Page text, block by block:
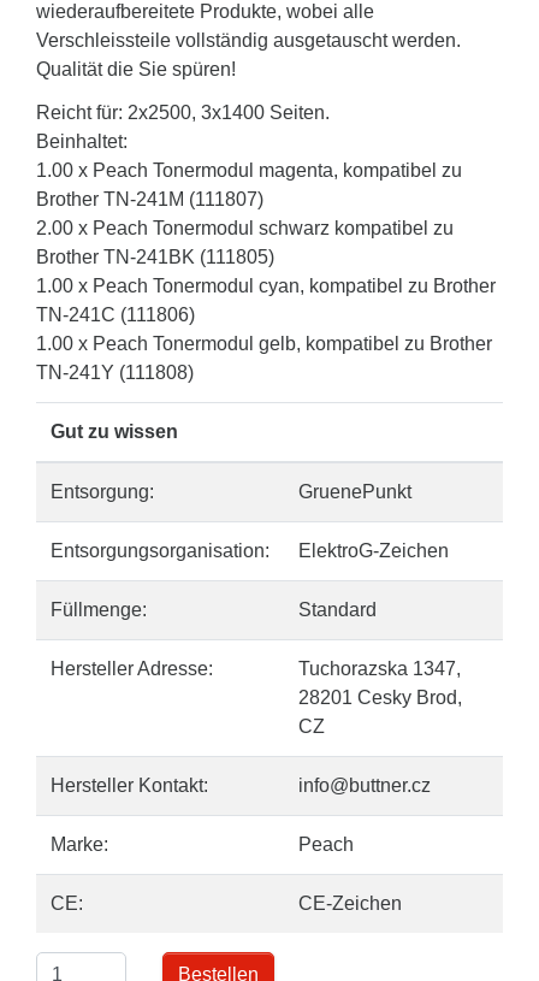
wiederaufbereitete Produkte, wobei alle
Verschleissteile vollständig ausgetauscht werden.
Qualität die Sie spüren!
Reicht für: 2x2500, 3x1400 Seiten.
Beinhaltet:
1.00 x Peach Tonermodul magenta, kompatibel zu
Brother TN-241M (111807)
2.00 x Peach Tonermodul schwarz kompatibel zu
Brother TN-241BK (111805)
1.00 x Peach Tonermodul cyan, kompatibel zu Brother
TN-241C (111806)
1.00 x Peach Tonermodul gelb, kompatibel zu Brother
TN-241Y (111808)
Gut zu wissen
Entsorgung: GruenePunkt
Entsorgungsorganisation: ElektroG-Zeichen
Füllmenge: Standard
Hersteller Adresse:
Tuchorazska 1347,
28201 Cesky Brod,
CZ
Hersteller Kontakt: info@buttner.cz
Marke: Peach
CE: CE-Zeichen
Bestellen